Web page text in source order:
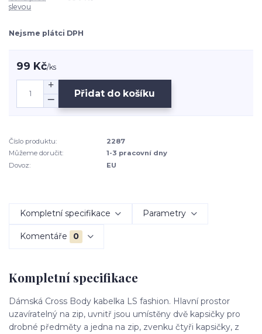
slevou
Nejsme plátci DPH
99 Kč/ks
Přidat do košíku
Číslo produktu:
2287
Můžeme doručit:
1-3 pracovní dny
Dovoz:
EU
Kompletní specifikace Parametry
Komentáře 0
Kompletní specifikace
Dámská Cross Body kabelka LS fashion. Hlavní prostor
uzavíratelný na zip, uvnitř jsou umístěny dvě kapsičky pro
drobné předměty a jedna na zip, zvenku čtyři kapsičky, z